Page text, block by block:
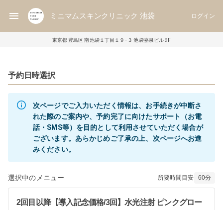
ミニマムスキンクリニック 池袋 ログイン
東京都 豊島区 南池袋１丁目１９−３ 池袋嘉泉ビル 9F
予約日時選択
次ページでご入力いただく情報は、お手続きが中断さ
れた際のご案内や、予約完了に向けたサポート（お電
話・SMS等）を目的として利用させていただく場合が
ございます。あらかじめご了承の上、次ページへお進
選択中のメニュー 所要時間目安 60分
2回目以降【導入記念価格/3回】水光注射 ピンクグロー